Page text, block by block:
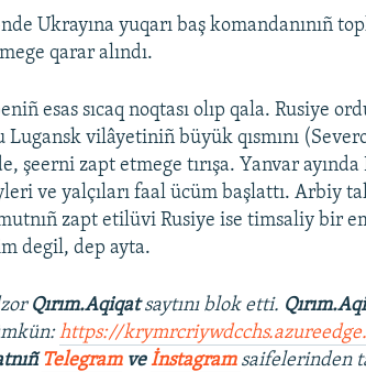
Ukrayına yuqarı baş komandanınıñ
qarar alındı.
esas sıcaq noqtası olıp qala. Rusiye
Lugansk vilâyetiniñ büyük qısmını
şeerni zapt etmege tırışa. Yanvar
ve yalçıları faal ücüm başlattı. Arbiy
zapt etilüvi Rusiye ise timsaliy bir
degil, dep ayta.
Qırım.Aqiqatsaytını blok etti.
https://
Telegramveİnstagram saifelerinden